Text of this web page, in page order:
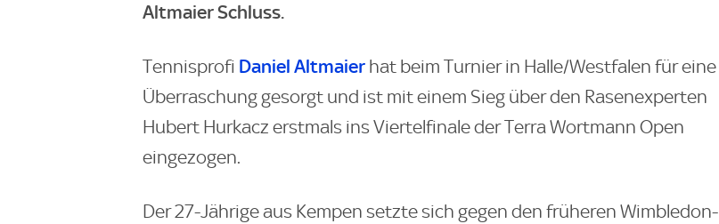
Altmaier Schluss.
Tennisprofi Daniel Altmaier hat beim Turnier in Halle/Westfalen für eine
Überraschung gesorgt und ist mit einem Sieg über den Rasenexperten
Hubert Hurkacz erstmals ins Viertelfinale der Terra Wortmann Open
eingezogen.
Der 27-Jährige aus Kempen setzte sich gegen den früheren Wimbledon-